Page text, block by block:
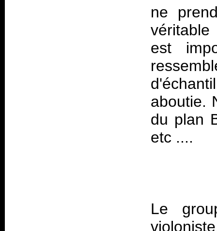
ne
véritable
est
aboutie.
du plan
Le